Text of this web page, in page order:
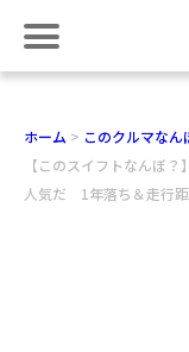
ホーム
このクルマなん
【このスイフトなんぼ
人気だ 1年落ち＆走行